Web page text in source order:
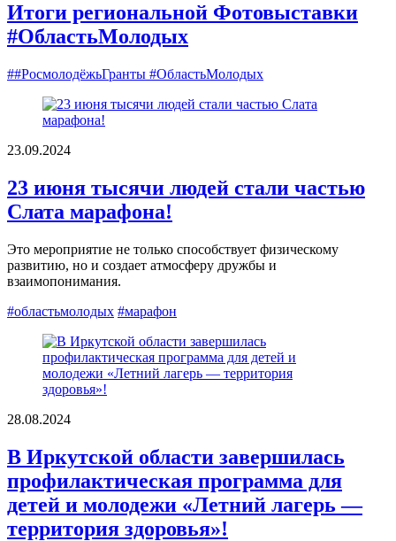
Итоги региональной Фотовыставки
#ОбластьМолодых
##РосмолодёжьГранты #ОбластьМолодых
23.09.2024
23 июня тысячи людей стали частью
Слата марафона!
Это мероприятие не только способствует физическому
развитию, но и создает атмосферу дружбы и
взаимопонимания.
#областьмолодых #марафон
28.08.2024
В Иркутской области завершилась
профилактическая программа для
детей и молодежи «Летний лагерь —
территория здоровья»!